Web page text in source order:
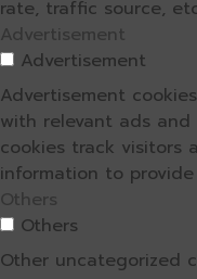
rate, traffic source,
Advertisement
Advertisement
Advertisement
with relevant ads and
cookies track visitors
information to
Others
Others
Other uncategorized